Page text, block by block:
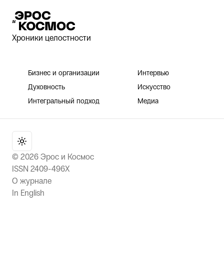
Эрос и Космос
Хроники целостности
Бизнес и организации
Духовность
Интегральный подход
Интервью
Искусство
Медиа
© 2026 Эрос и Космос
ISSN 2409-496X
О журнале
In English